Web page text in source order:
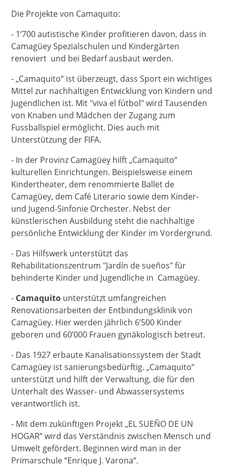
Die Projekte von Camaquito:
- 1‘700 autistische Kinder profitieren davon, dass in
Camagüey Spezialschulen und Kindergärten
renoviert und bei Bedarf ausbaut werden.
- „Camaquito“ ist überzeugt, dass Sport ein wichtiges
Mittel zur nachhaltigen Entwicklung von Kindern und
Jugendlichen ist. Mit "viva el fútbol" wird Tausenden
von Knaben und Mädchen der Zugang zum
Fussballspiel ermöglicht. Dies auch mit
Unterstützung der FIFA.
- In der Provinz Camagüey hilft „Camaquito“
kulturellen Einrichtungen. Beispielsweise einem
Kindertheater, dem renommierte Ballet de
Camagüey, dem Café Literario sowie dem Kinder-
und Jugend-Sinfonie Orchester. Nebst der
künstlerischen Ausbildung steht die nachhaltige
persönliche Entwicklung der Kinder im Vordergrund.
- Das Hilfswerk unterstützt das
Rehabilitationszentrum "Jardín de sueños" für
behinderte Kinder und Jugendliche in Camagüey.
- Camaquito unterstützt umfangreichen
Renovationsarbeiten der Entbindungsklinik von
Camagüey. Hier werden jährlich 6‘500 Kinder
geboren und 60’000 Frauen gynäkologisch betreut.
- Das 1927 erbaute Kanalisationssystem der Stadt
Camagüey ist sanierungsbedürftig. „Camaquito“
unterstützt und hilft der Verwaltung, die für den
Unterhalt des Wasser- und Abwassersystems
verantwortlich ist.
- Mit dem zukünftigen Projekt „EL SUEÑO DE UN
HOGAR“ wird das Verständnis zwischen Mensch und
Umwelt gefördert. Beginnen wird man in der
Primarschule “Enrique J. Varona“.